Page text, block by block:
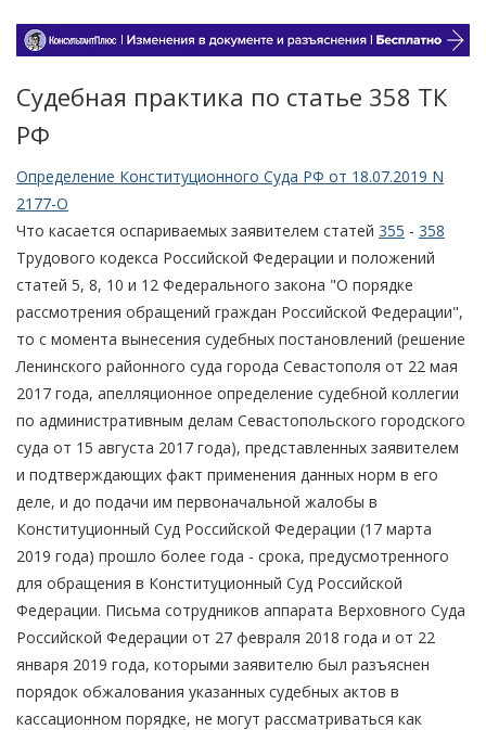
Судебная практика по статье 358 TК
РФ
Определение Конституционного Суда РФ от 18.07.2019 N
2177-О
Что касается оспариваемых заявителем статей 355 - 358
Трудового кодекса Российской Федерации и положений
статей 5, 8, 10 и 12 Федерального закона "О порядке
рассмотрения обращений граждан Российской Федерации",
то с момента вынесения судебных постановлений (решение
Ленинского районного суда города Севастополя от 22 мая
2017 года, апелляционное определение судебной коллегии
по административным делам Севастопольского городского
суда от 15 августа 2017 года), представленных заявителем
и подтверждающих факт применения данных норм в его
деле, и до подачи им первоначальной жалобы в
Конституционный Суд Российской Федерации (17 марта
2019 года) прошло более года - срока, предусмотренного
для обращения в Конституционный Суд Российской
Федерации. Письма сотрудников аппарата Верховного Суда
Российской Федерации от 27 февраля 2018 года и от 22
января 2019 года, которыми заявителю был разъяснен
порядок обжалования указанных судебных актов в
кассационном порядке, не могут рассматриваться как